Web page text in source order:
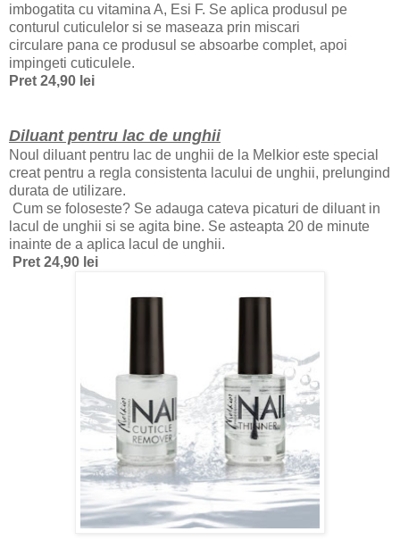
imbogatita cu vitamina A, Esi F. Se aplica produsul pe
conturul cuticulelor si se maseaza prin miscari
circulare pana ce produsul se absoarbe complet, apoi
impingeti cuticulele.
Pret 24,90 lei
Diluant pentru lac de unghii
Noul diluant pentru lac de unghii de la Melkior este special
creat pentru a regla consistenta lacului de unghii, prelungind
durata de utilizare.
Cum se foloseste? Se adauga cateva picaturi de diluant in
lacul de unghii si se agita bine. Se asteapta 20 de minute
inainte de a aplica lacul de unghii.
Pret 24,90 lei